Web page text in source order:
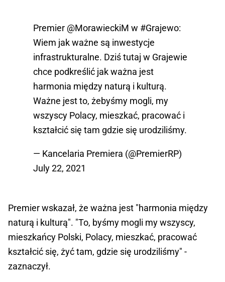
Premier @MorawieckiM w #Grajewo:
Wiem jak ważne są inwestycje
infrastrukturalne. Dziś tutaj w Grajewie
chce podkreślić jak ważna jest
harmonia między naturą i kulturą.
Ważne jest to, żebyśmy mogli, my
wszyscy Polacy, mieszkać, pracować i
kształcić się tam gdzie się urodziliśmy.
— Kancelaria Premiera (@PremierRP)
July 22, 2021
Premier wskazał, że ważna jest "harmonia między
naturą i kulturą". "To, byśmy mogli my wszyscy,
mieszkańcy Polski, Polacy, mieszkać, pracować
kształcić się, żyć tam, gdzie się urodziliśmy" -
zaznaczył.